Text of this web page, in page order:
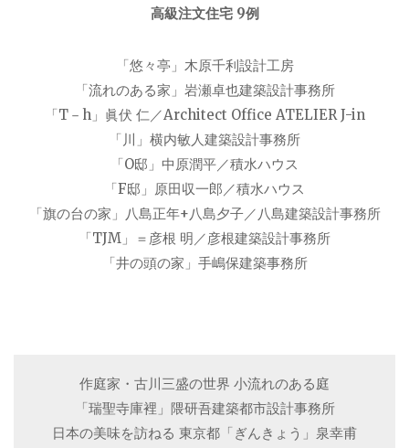
高級注文住宅 9例
「悠々亭」木原千利設計工房
「流れのある家」岩瀬卓也建築設計事務所
「T－h」眞伏 仁／Architect Office ATELIER J-in
「川」横内敏人建築設計事務所
「O邸」中原潤平／積水ハウス
「F邸」原田収一郎／積水ハウス
「旗の台の家」八島正年+八島夕子／八島建築設計事務所
「TJM」＝彦根 明／彦根建築設計事務所
「井の頭の家」手嶋保建築事務所
作庭家・古川三盛の世界 小流れのある庭
「瑞聖寺庫裡」隈研吾建築都市設計事務所
日本の美味を訪ねる 東京都「ぎんきょう」泉幸甫